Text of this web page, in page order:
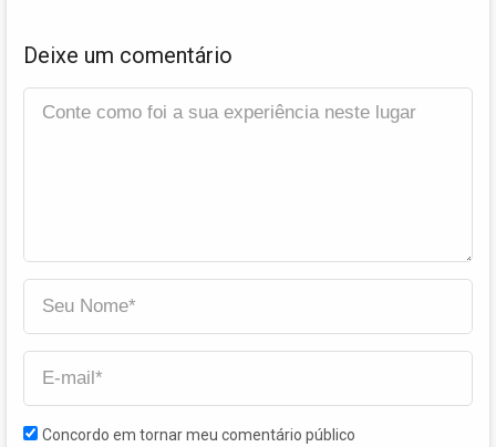
Deixe um comentário
Concordo em tornar meu comentário público